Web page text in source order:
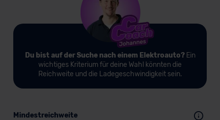
Mindestreichweite
Du bist auf der Suche nach einem Elektroauto?Ein
wichtiges Kriterium für deine Wahl könnten die
Reichweite und die Ladegeschwindigkeit sein.